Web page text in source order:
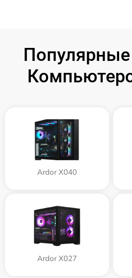
Ardor X040
Ardor X027